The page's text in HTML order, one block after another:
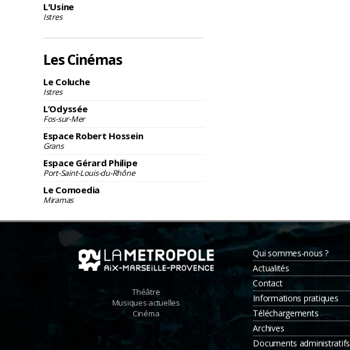
L'Usine
Istres
Les Cinémas
Le Coluche
Istres
L’Odyssée
Fos-sur-Mer
Espace Robert Hossein
Grans
Espace Gérard Philipe
Port-Saint-Louis-du-Rhône
Le Comoedia
Miramas
Théâtre
Musiques actuelles
Cinéma
Qui sommes-nous ?
Actualités
Contact
Informations pratiques
Téléchargements
Archives
Documents administratifs